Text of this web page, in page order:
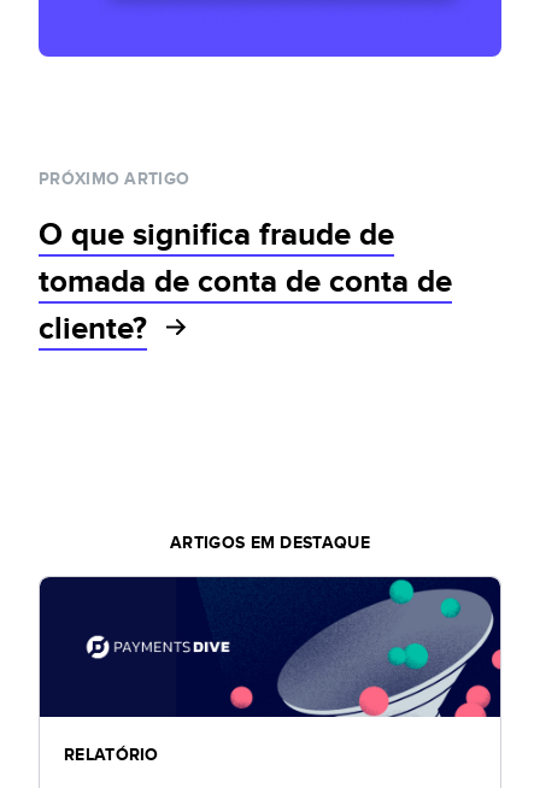
PRÓXIMO ARTIGO
O que significa fraude de
tomada de conta de conta de
cliente?
ARTIGOS EM DESTAQUE
RELATÓRIO